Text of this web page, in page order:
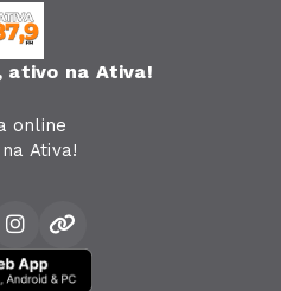
ativo na Ativa!
online
Ativa!